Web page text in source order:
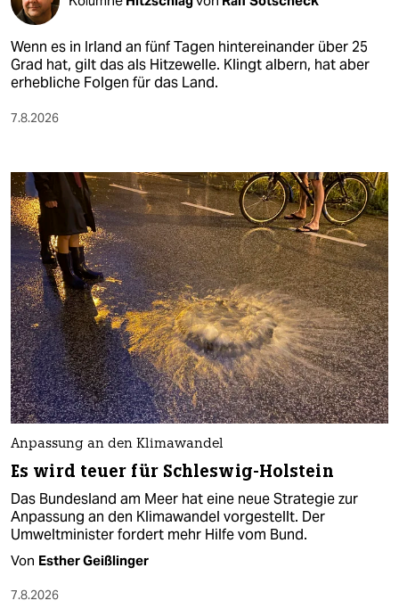
Wenn es in Irland an fünf Tagen hintereinander über 25
Grad hat, gilt das als Hitzewelle. Klingt albern, hat aber
erhebliche Folgen für das Land.
7.8.2026
Anpassung an den Klimawandel
Es wird teuer für Schleswig-Holstein
Das Bundesland am Meer hat eine neue Strategie zur
Anpassung an den Klimawandel vorgestellt. Der
Umweltminister fordert mehr Hilfe vom Bund.
Von Esther Geißlinger
7.8.2026